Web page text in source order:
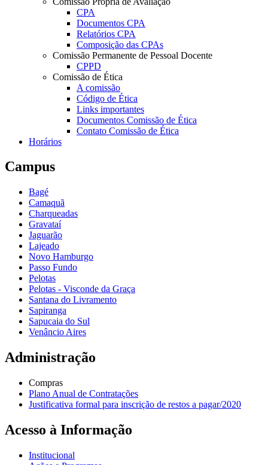
CPA
Documentos CPA
Relatórios CPA
Composição das CPAs
Comissão Permanente de Pessoal Docente
CPPD
Comissão de Ética
A comissão
Código de Ética
Links importantes
Documentos Comissão de Ética
Contato Comissão de Ética
Horários
Campus
Bagé
Camaquã
Charqueadas
Gravataí
Jaguarão
Lajeado
Novo Hamburgo
Passo Fundo
Pelotas
Pelotas - Visconde da Graça
Santana do Livramento
Sapiranga
Sapucaia do Sul
Venâncio Aires
Administração
Compras
Plano Anual de Contratações
Justificativa formal para inscrição de restos a pagar/2020
Acesso à Informação
Institucional